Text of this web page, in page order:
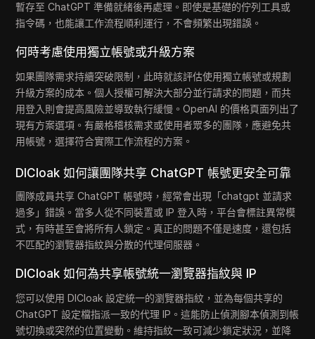
暫存至 ChatGPT 準備就緒後再處理。即使是基礎的佇列工具或
指令碼，也能讓工作流程順利運行，不會頻繁出現錯誤。
何時考慮使用獨立帳號或升級方案
如果團隊需求持續突破限制，此時就該評估使用獨立帳號或規劃
升級方案的成本。個人授權可解決大部分並行請求的問題，而共
用登入則會提高風險並導致執行緩慢。OpenAI 的價格頁面列出了
現有方案選項。有嚴格稽核需求或使用者眾多的團隊，應避免共
用帳號，選擇符合實際工作流程的方案。
DICloak 如何讓團隊共享 ChatGPT 帳號更安全可靠
團隊成員共享 ChatGPT 帳號時，經常會出現「chatgpt 並請求
過多」錯誤。當多人從不同裝置或 IP 登入時，平台會標註異常模
式，有時甚至會將所有人鎖定。真正的問題不僅是速度，還包括
不匹配的瀏覽器指紋與分散的代理伺服器。
DICloak 如何為共享帳號統一瀏覽器指紋與 IP
您可以使用 DICloak 設定統一的瀏覽器指紋，並為每個共享的
ChatGPT 設定檔指派一致的代理 IP。這能防止偵測腳本偵測到帳
號切換或突然的位置變動。維持指紋一致可減少鎖定狀況，並降